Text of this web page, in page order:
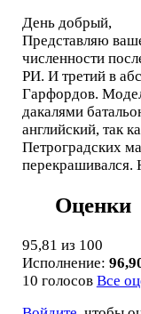
День добрый,
Представляю
численности
РИ. И третий в
Гарфордов.
дакалями
английский, так
Петроградских
перекрашивался.
Оценки
95,81 из 100
Исполнение:
10 голосов Все